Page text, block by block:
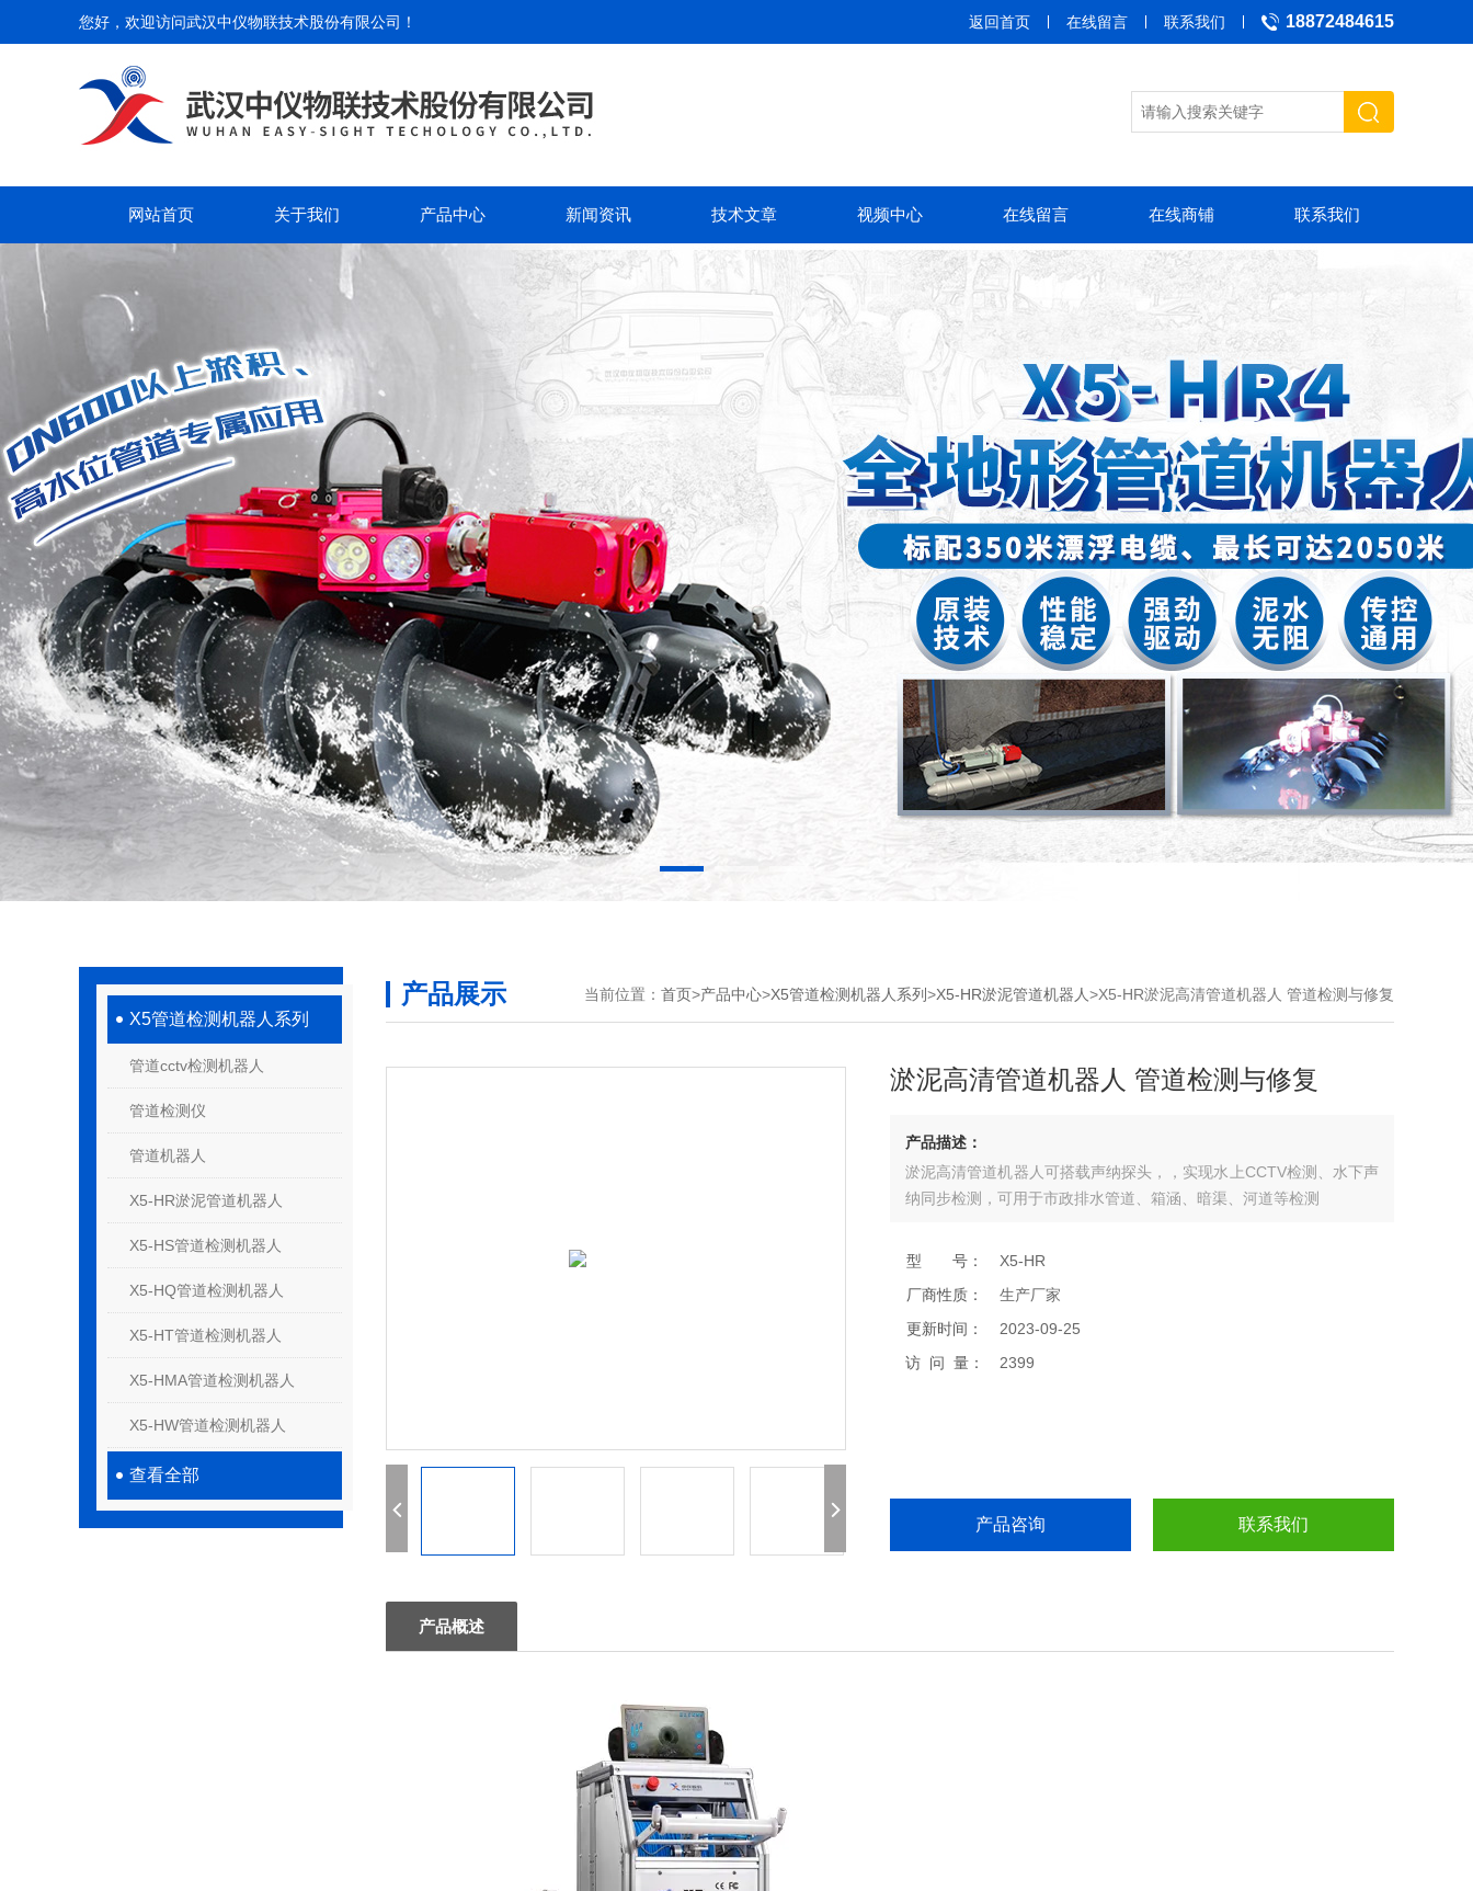
您好，欢迎访问武汉中仪物联技术股份有限公司 ！ 18872484615
返回首页 在线留言 联系我们
网站首页 关于我们 产品中心 新闻资讯 技术文章 视频中心 在线留言 在线商铺 联系我们
X5管道检测机器人系列
管道cctv检测机器人
管道检测仪
管道机器人
X5-HR淤泥管道机器人
X5-HS管道检测机器人
X5-HQ管道检测机器人
X5-HT管道检测机器人
X5-HMA管道检测机器人
X5-HW管道检测机器人
查看全部
产品展示 当前位置： 首页>产品中心>X5管道检测机器人系列>X5-HR淤泥管道机器人>X5-HR淤泥高清管道机器人 管道检测与修复
淤泥高清管道机器人 管道检测与修复
产品描述：
淤泥高清管道机器人可搭载声纳探头，，实现水上CCTV检测、水下声
纳同步检测，可用于市政排水管道、箱涵、暗渠、河道等检测
型 号：
X5-HR
厂商性质：
生产厂家
更新时间：
2023-09-25
访 问 量：
2399
产品咨询 联系我们
产品概述